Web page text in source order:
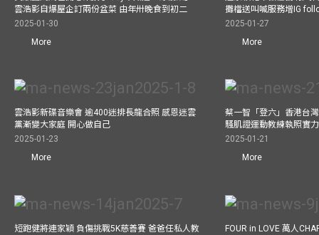
雲浩影自爆屋企訂兩份盆菜 由年卅晚食到初二
2025-01-30
More
攤檔送叫喊服務增IG
2025-01-27
More
雲浩影新碟音樂會 逾400迷排長龍合照 感恩迷雲
黨漸變大家庭 開心做自己
2025-01-23
More
蔡一智「登六」香港台
騷肌證運動教練執照實
2025-01-21
More
短跑健將連家穎 負傷挑戰5K慈善賽 爸爸任私人教 FOUR in LOVE 萬人